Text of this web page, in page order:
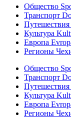
Общество
Транспорт
Путешествия
Культура
Европа
Регионы
Общество
Транспорт
Путешествия
Культура
Европа
Регионы